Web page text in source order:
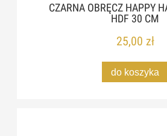
CZARNA OBRĘCZ HAPPY
HDF 30 CM
25,00 zł
do koszyka